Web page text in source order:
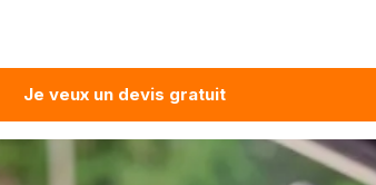
Je veux un devis gratuit